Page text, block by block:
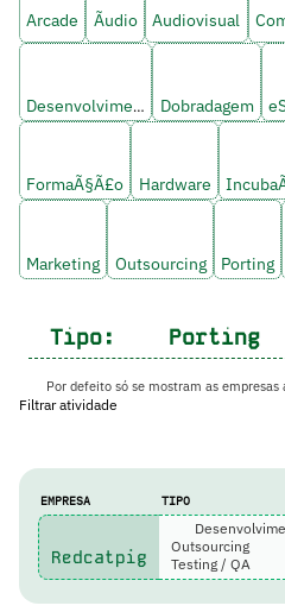
Arcade Ãudio Audiovisual
Desenvolvimento Dobradagem
FormaÃ§Ã£o Hardware
Marketing Outsourcing Porting
Tipo: Porting
Por defeito só se mostram as empresas
Filtrar atividade
EMPRESA TIPO
Redcatpig
Outsourcing
Testing / QA